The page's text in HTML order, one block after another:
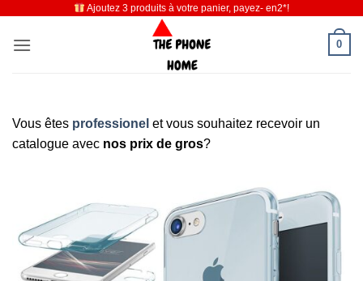
contenu
Ajoutez 3 produits à votre panier, payez- en2*!
0
Vous êtes professionel et vous souhaitez recevoir un
catalogue avec nos prix de gros?